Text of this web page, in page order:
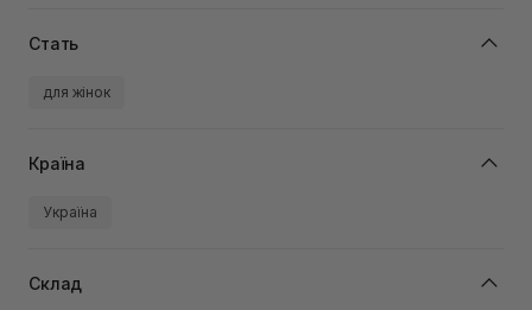
Стать
для жінок
Країна
Україна
Склад